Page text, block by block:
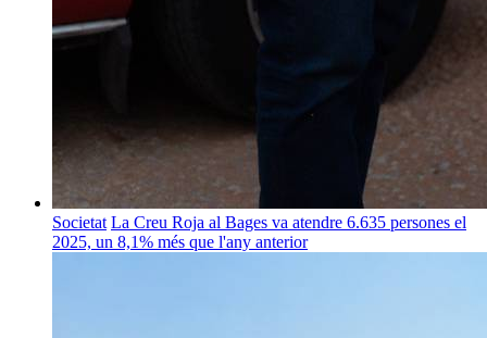
Societat La Creu Roja al Bages va atendre 6.635 persones el
2025, un 8,1% més que l'any anterior